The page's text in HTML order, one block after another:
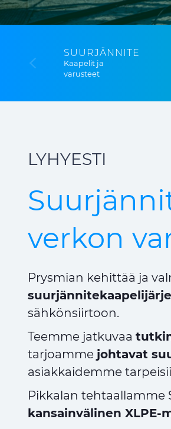
SUURJÄNNITE
Kaapelit ja
varusteet
LYHYESTI
verkon
Prysmian kehittää ja
sähkönsiirtoon.
Teemme jatkuvaa
tarjoamme johtavat
asiakkaidemme
Pikkalan tehtaallamme
kansainvälinen XLPE-